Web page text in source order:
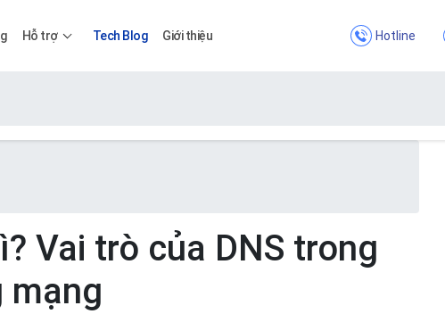
Apps
Hỗ trợ Tech Blog Giới thiệu Hotline
Vai trò của DNS trong
mạng